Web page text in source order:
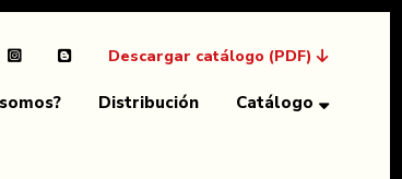
Descargar catálogo (PDF)
Distribución Catálogo